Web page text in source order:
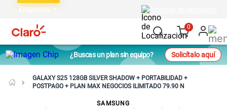
Empresas
0
¿Buscas un plan sin equipo? Solicítalo aquí
GALAXY S25 128GB SILVER SHADOW + PORTABILIDAD +
POSTPAGO + PLAN MAX NEGOCIOS ILIMITADO 79.90 N
SAMSUNG